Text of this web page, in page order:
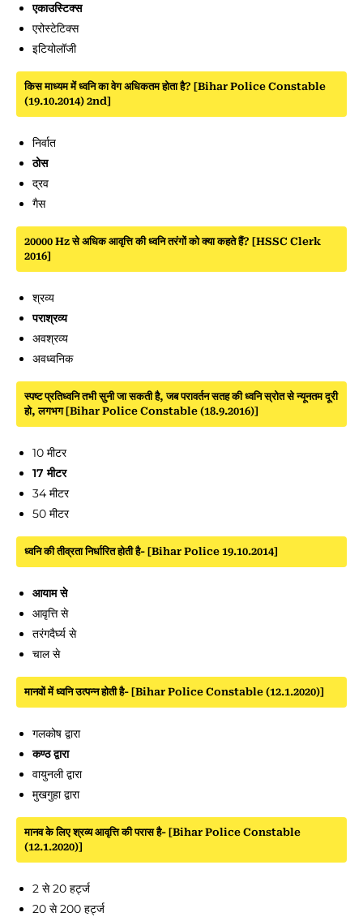
एकाउस्टिक्स
एरोस्टेटिक्स
इटियोलॉजी
किस माध्यम में ध्वनि का वेग अधिकतम होता है? [Bihar Police Constable
(19.10.2014) 2nd]
निर्वात
ठोस
द्रव
गैस
20000 Hz से अधिक आवृत्ति की ध्वनि तरंगों को क्या कहते हैं? [HSSC Clerk
2016]
श्रव्य
पराश्रव्य
अवश्रव्य
अवध्वनिक
स्पष्ट प्रतिध्वनि तभी सुनी जा सकती है, जब परावर्तन सतह की ध्वनि स्रोत से न्यूनतम दूरी
हो, लगभग [Bihar Police Constable (18.9.2016)]
10 मीटर
17 मीटर
34 मीटर
50 मीटर
ध्वनि की तीव्रता निर्धारित होती है- [Bihar Police 19.10.2014]
आयाम से
आवृत्ति से
तरंगदैर्घ्य से
चाल से
मानवों में ध्वनि उत्पन्न होती है- [Bihar Police Constable (12.1.2020)]
गलकोष द्वारा
कण्ठ द्वारा
वायुनली द्वारा
मुखगुहा द्वारा
मानव के लिए श्रव्य आवृत्ति की परास है- [Bihar Police Constable
(12.1.2020)]
2 से 20 हर्ट्ज
20 से 200 हर्ट्ज